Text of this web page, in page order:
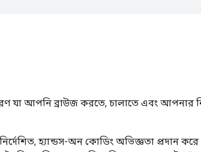
যা আপনি ব্রাউজ করতে, চালাতে এবং আপনার
নির্দেশিত, হ্যান্ডস-অন কোডিং অভিজ্ঞতা প্রদান